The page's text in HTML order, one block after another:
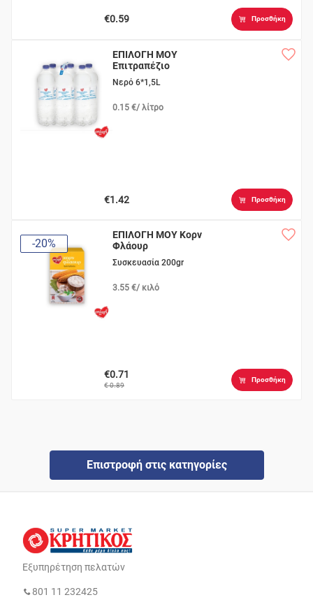
€0.59 Προσθήκη
ΕΠΙΛΟΓΗ ΜΟΥ
Επιτραπέζιο
Νερό 6*1,5L
0.15 €/ λίτρο
€1.42 Προσθήκη
-20%
ΕΠΙΛΟΓΗ ΜΟΥ Κορν
Φλάουρ
Συσκευασία 200gr
3.55 €/ κιλό
€0.71
€ 0.89
Προσθήκη
Επιστροφή στις κατηγορίες
Εξυπηρέτηση πελατών
801 11 232425